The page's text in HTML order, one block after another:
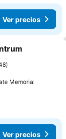
Ver precios
Memorial
Ver precios